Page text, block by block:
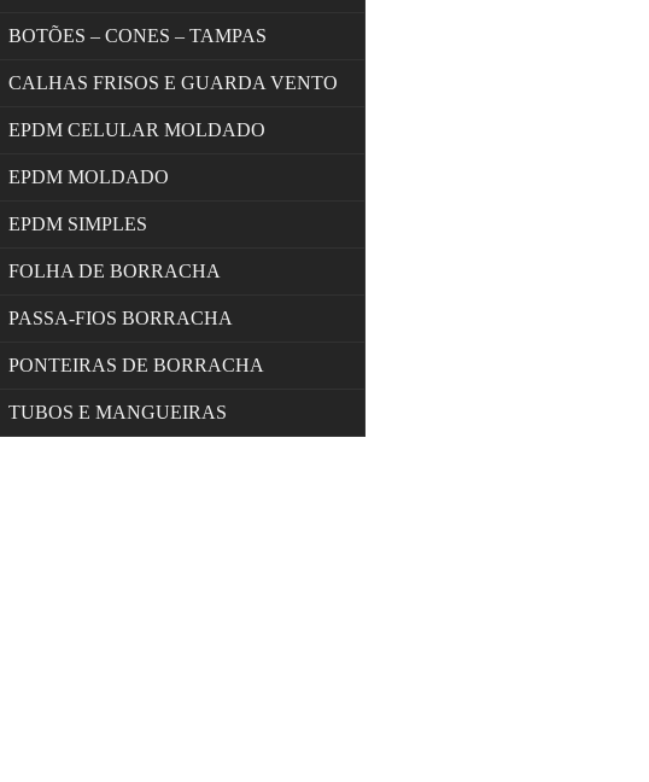
BOTÕES – CONES – TAMPAS
CALHAS FRISOS E GUARDA VENTO
EPDM CELULAR MOLDADO
EPDM MOLDADO
EPDM SIMPLES
FOLHA DE BORRACHA
PASSA-FIOS BORRACHA
PONTEIRAS DE BORRACHA
TUBOS E MANGUEIRAS